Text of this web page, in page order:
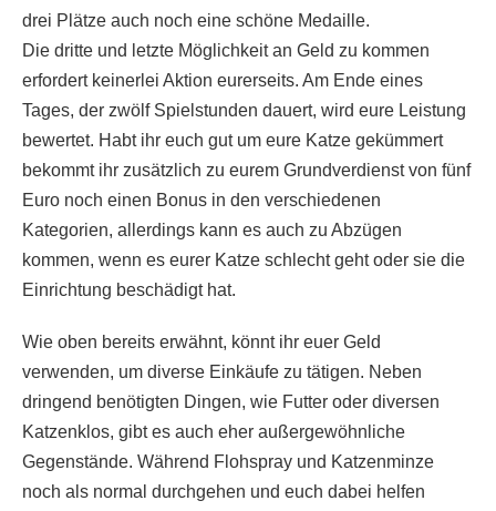
drei Plätze auch noch eine schöne Medaille.
Die dritte und letzte Möglichkeit an Geld zu kommen
erfordert keinerlei Aktion eurerseits. Am Ende eines
Tages, der zwölf Spielstunden dauert, wird eure Leistung
bewertet. Habt ihr euch gut um eure Katze gekümmert
bekommt ihr zusätzlich zu eurem Grundverdienst von fünf
Euro noch einen Bonus in den verschiedenen
Kategorien, allerdings kann es auch zu Abzügen
kommen, wenn es eurer Katze schlecht geht oder sie die
Einrichtung beschädigt hat.
Wie oben bereits erwähnt, könnt ihr euer Geld
verwenden, um diverse Einkäufe zu tätigen. Neben
dringend benötigten Dingen, wie Futter oder diversen
Katzenklos, gibt es auch eher außergewöhnliche
Gegenstände. Während Flohspray und Katzenminze
noch als normal durchgehen und euch dabei helfen